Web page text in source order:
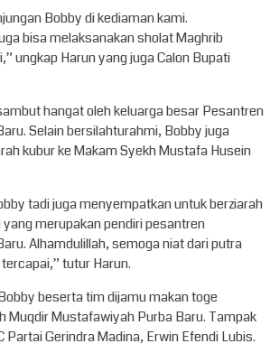
Bobby di kediaman kami.
bisa melaksanakan sholat Maghrib
ungkap Harun yang juga Calon Bupati
hangat oleh keluarga besar Pesantren
Selain bersilahturahmi, Bobby juga
kubur ke Makam Syekh Mustafa Husein
tadi juga menyempatkan untuk berziarah
merupakan pendiri pesantren
Alhamdulillah, semoga niat dari putra
tutur Harun.
beserta tim dijamu makan toge
Muqdir Mustafawiyah Purba Baru. Tampak
Partai Gerindra Madina, Erwin Efendi Lubis.